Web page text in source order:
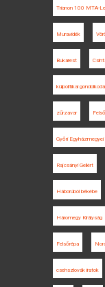
Trianon 100 MTA-
Muravidék
Bukarest
külpolitikai
zűrzavar
Győri Egyházmegyei
Rajcsányi Gellért
Háborúból békébe
Háromegy Királyság
Felsőrépa
csehszlovák iratok